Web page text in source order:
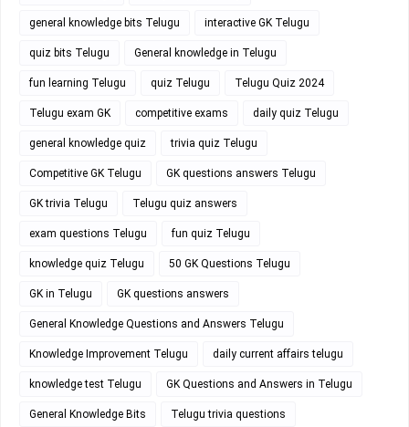
general knowledge bits Telugu interactive GK Telugu
quiz bits Telugu General knowledge in Telugu
fun learning Telugu quiz Telugu Telugu Quiz 2024
Telugu exam GK competitive exams daily quiz Telugu
general knowledge quiz trivia quiz Telugu
Competitive GK Telugu GK questions answers Telugu
GK trivia Telugu Telugu quiz answers
exam questions Telugu fun quiz Telugu
knowledge quiz Telugu 50 GK Questions Telugu
GK in Telugu GK questions answers
General Knowledge Questions and Answers Telugu
Knowledge Improvement Telugu daily current affairs telugu
knowledge test Telugu GK Questions and Answers in Telugu
General Knowledge Bits Telugu trivia questions